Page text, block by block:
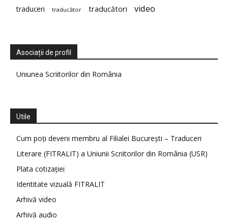
traduceri
traducător traducători video
Asociații de profil
Uniunea Scriitorilor din România
Utile
Cum poți deveni membru al Filialei București – Traduceri
Literare (FITRALIT) a Uniunii Scriitorilor din România (USR)
Plata cotizației
Identitate vizuală FITRALIT
Arhivă video
Arhivă audio